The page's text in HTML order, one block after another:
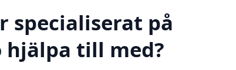
specialiserat på
hjälpa till med?